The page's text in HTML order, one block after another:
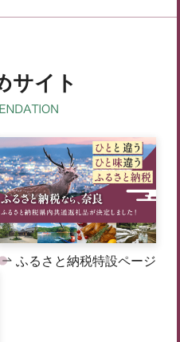
サイト
ふるさと納税特設ページ